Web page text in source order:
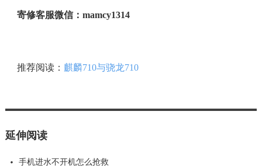
寄修客服微信：mamcy1314
推荐阅读： 麒麟710与骁龙710
延伸阅读
手机进水不开机怎么抢救